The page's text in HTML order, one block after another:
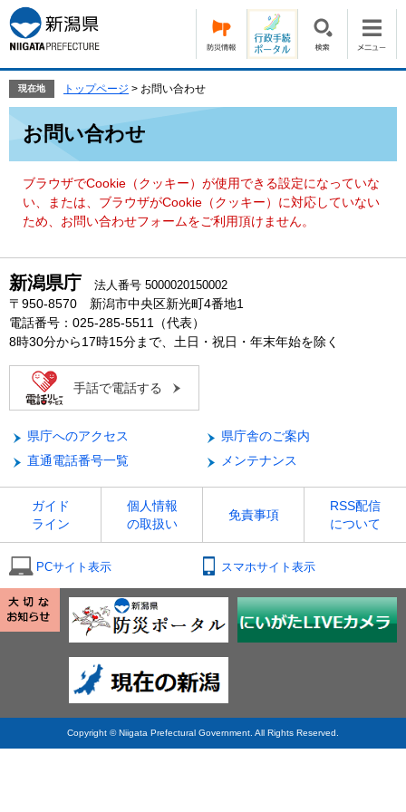
ー
ジ
の
頭
す。
ニ
ュ
ー
飛
て
現在地 トップページ > お問い合わせ
お問い合わせ
ブラウザでCookie（クッキー）が使用できる設定になっていな
い、または、ブラウザがCookie（クッキー）に対応していない
ため、お問い合わせフォームをご利用頂けません。
新潟県庁 法人番号 5000020150002
〒950-8570 新潟市中央区新光町4番地1
電話番号：025-285-5511（代表）
8時30分から17時15分まで、土日・祝日・年末年始を除く
手話で電話する
県庁へのアクセス
県庁舎のご案内
直通電話番号一覧
メンテナンス
ガイド
ライン
個人情報
の取扱い
免責事項
RSS配信
について
PCサイト表示 スマホサイト表示
Copyright © Niigata Prefectural Government. All Rights Reserved.